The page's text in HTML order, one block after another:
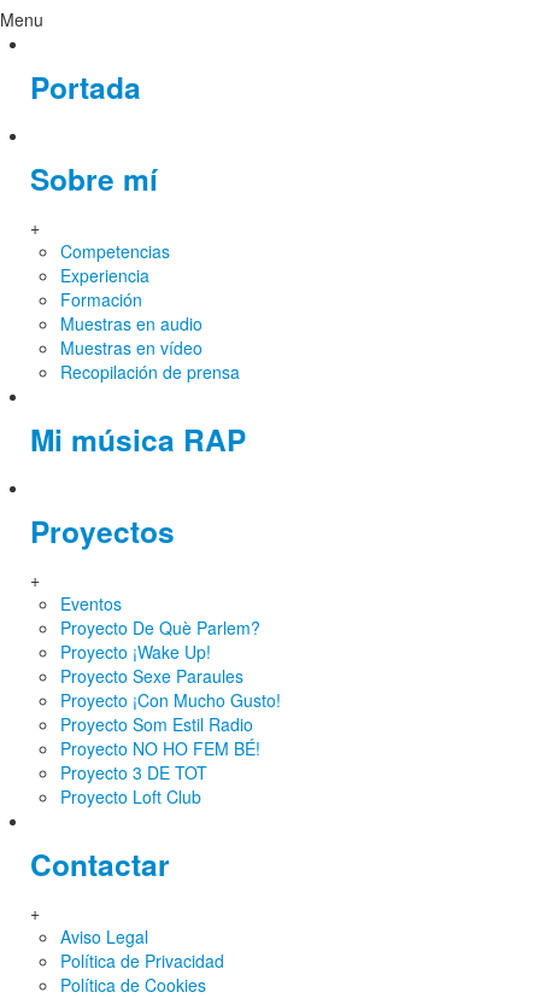
Menu
Portada
Sobre mí
+
Competencias
Experiencia
Formación
Muestras en audio
Muestras en vídeo
Recopilación de prensa
Mi música RAP
Proyectos
+
Eventos
Proyecto De Què Parlem?
Proyecto ¡Wake Up!
Proyecto Sexe Paraules
Proyecto ¡Con Mucho Gusto!
Proyecto Som Estil Radio
Proyecto NO HO FEM BÉ!
Proyecto 3 DE TOT
Proyecto Loft Club
Contactar
+
Aviso Legal
Política de Privacidad
Política de Cookies